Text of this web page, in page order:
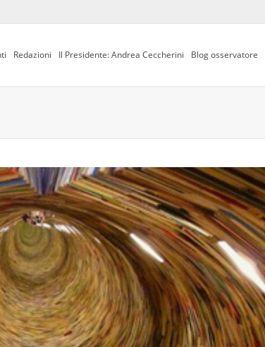
Redazioni Il Presidente: Andrea Ceccherini Blog osservatore